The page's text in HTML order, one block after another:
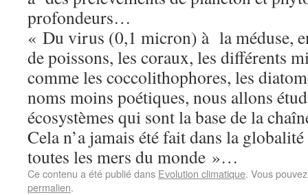
profondeurs…
« Du virus (0,1 micron) à la méduse,
de poissons, les coraux, les différents
comme les coccolithophores, les
noms moins poétiques, nous allons
écosystèmes qui sont la base de la
Cela n’a jamais été fait dans la
toutes les mers du monde »…
Ce contenu a été publié dans Evolution climatique. Vous
permalien.